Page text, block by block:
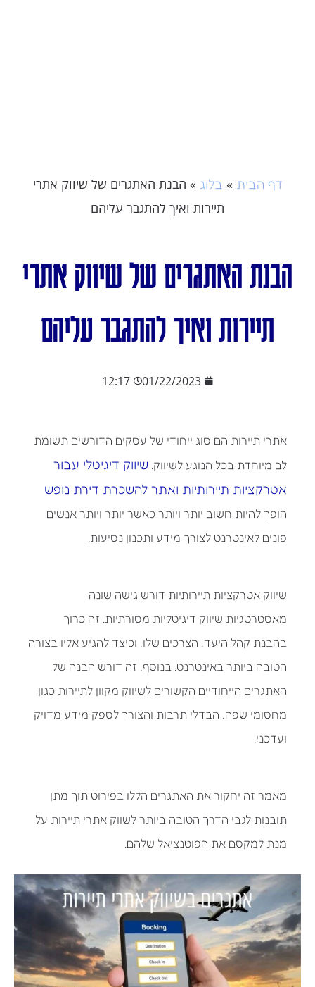
דף הבית » בלוג » הבנת האתגרים של שיווק אתרי
תיירות ואיך להתגבר עליהם
הבנת האתגרים של שיווק אתרי
תיירות ואיך להתגבר עליהם
01/22/2023
12:17
אתרי תיירות הם סוג ייחודי של עסקים הדורשים תשומת
לב מיוחדת בכל הנוגע לשיווק. שיווק דיגיטלי עבור
אטרקציות תיירותיות ואתר להשכרת דירת נופש
הופך להיות חשוב יותר ויותר כאשר יותר ויותר אנשים
פונים לאינטרנט לצורך מידע ותכנון נסיעות.
שיווק אטרקציות תיירותיות דורש גישה שונה
מאסטרטגיות שיווק דיגיטליות מסורתיות. זה כרוך
בהבנת קהל היעד, הצרכים שלו, וכיצד להגיע אליו בצורה
הטובה ביותר באינטרנט. בנוסף, זה דורש הבנה של
האתגרים הייחודיים הקשורים לשיווק מקוון לתיירות כגון
מחסומי שפה, הבדלי תרבות והצורך לספק מידע מדויק
ועדכני.
מאמר זה יחקור את האתגרים הללו בפירוט תוך מתן
תובנות לגבי הדרך הטובה ביותר לשווק אתרי תיירות על
מנת למקסם את הפוטנציאל שלהם.